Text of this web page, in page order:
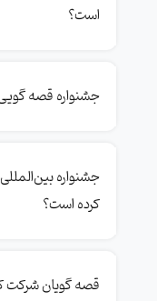
است؟
جشنواره قصه
جشنواره
کرده است؟
قصه گویان شرکت